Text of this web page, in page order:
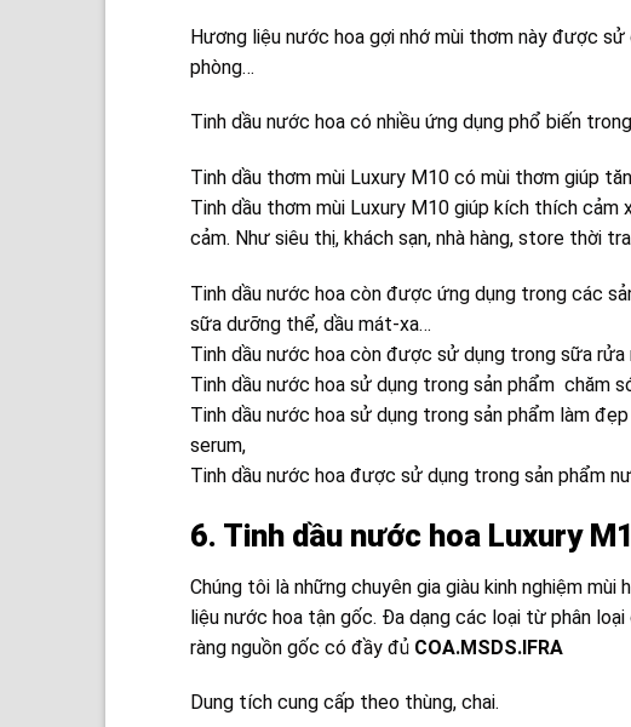
Hương liệu nước hoa gợi nhớ mùi thơm này được
phòng…
Tinh dầu nước hoa có nhiều ứng dụng phổ biến
Tinh dầu thơm mùi Luxury M10 có mùi thơm giúp
Tinh dầu thơm mùi Luxury M10 giúp kích thích cảm
cảm. Như siêu thị, khách sạn, nhà hàng, store thời
Tinh dầu nước hoa còn được ứng dụng trong các
sữa dưỡng thể, dầu mát-xa…
Tinh dầu nước hoa còn được sử dụng trong sữa
Tinh dầu nước hoa sử dụng trong sản phẩm chăm
Tinh dầu nước hoa sử dụng trong sản phẩm làm
serum,
Tinh dầu nước hoa được sử dụng trong sản phẩm
6. Tinh dầu nước hoa Luxury
Chúng tôi là những chuyên gia giàu kinh nghiệm
liệu nước hoa tận gốc. Đa dạng các loại từ phân
ràng nguồn gốc có đầy đủ COA.MSDS.IFRA
Dung tích cung cấp theo thùng, chai.